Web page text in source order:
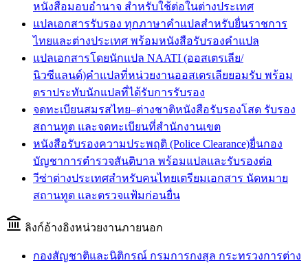
หนังสือมอบอำนาจ สำหรับใช้ต่อในต่างประเทศ
แปลเอกสารรับรอง ทุกภาษาคำแปลสำหรับยื่นราชการ
ไทยและต่างประเทศ พร้อมหนังสือรับรองคำแปล
แปลเอกสารโดยนักแปล NAATI (ออสเตรเลีย/
นิวซีแลนด์)คำแปลที่หน่วยงานออสเตรเลียยอมรับ พร้อม
ตราประทับนักแปลที่ได้รับการรับรอง
จดทะเบียนสมรสไทย–ต่างชาติหนังสือรับรองโสด รับรอง
สถานทูต และจดทะเบียนที่สำนักงานเขต
หนังสือรับรองความประพฤติ (Police Clearance)ยื่นกอง
บัญชาการตำรวจสันติบาล พร้อมแปลและรับรองต่อ
วีซ่าต่างประเทศสำหรับคนไทยเตรียมเอกสาร นัดหมาย
สถานทูต และตรวจแฟ้มก่อนยื่น
ลิงก์อ้างอิงหน่วยงานภายนอก
กองสัญชาติและนิติกรณ์ กรมการกงสุล กระทรวงการต่าง